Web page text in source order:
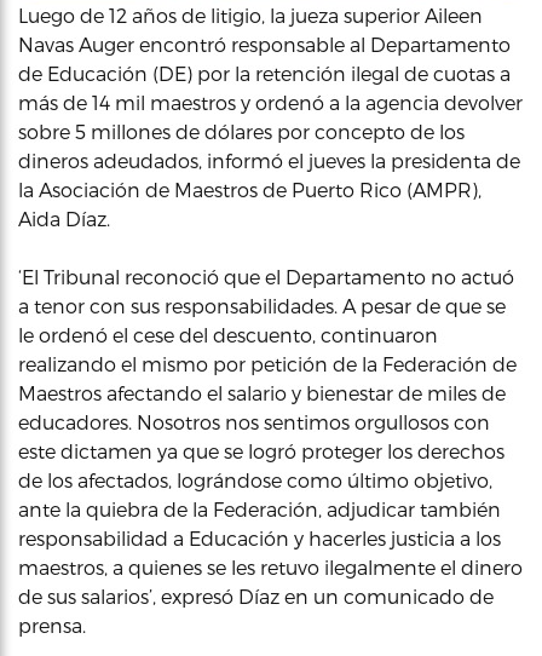
Luego de 12 años de litigio, la jueza superior Aileen
Navas Auger encontró responsable al Departamento
de Educación (DE) por la retención ilegal de cuotas a
más de 14 mil maestros y ordenó a la agencia devolver
sobre 5 millones de dólares por concepto de los
dineros adeudados, informó el jueves la presidenta de
la Asociación de Maestros de Puerto Rico (AMPR),
Aida Díaz.
‘El Tribunal reconoció que el Departamento no actuó
a tenor con sus responsabilidades. A pesar de que se
le ordenó el cese del descuento, continuaron
realizando el mismo por petición de la Federación de
Maestros afectando el salario y bienestar de miles de
educadores. Nosotros nos sentimos orgullosos con
este dictamen ya que se logró proteger los derechos
de los afectados, lográndose como último objetivo,
ante la quiebra de la Federación, adjudicar también
responsabilidad a Educación y hacerles justicia a los
maestros, a quienes se les retuvo ilegalmente el dinero
de sus salarios’, expresó Díaz en un comunicado de
prensa.